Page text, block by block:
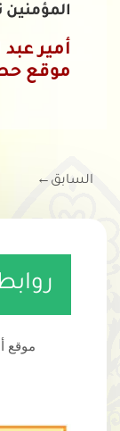
المؤمنين
أمير
موقع
السابق ←
موقع